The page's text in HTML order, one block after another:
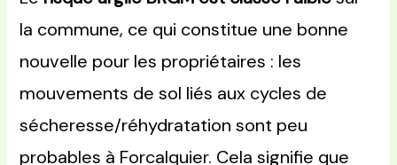
la commune, ce qui constitue une bonne
nouvelle pour les propriétaires : les
mouvements de sol liés aux cycles de
sécheresse/réhydratation sont peu
probables à Forcalquier. Cela signifie que